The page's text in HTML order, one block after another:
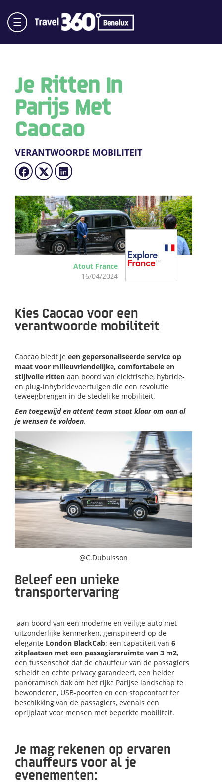
Je Ritten In
Parijs Met
Caocao
VERANTWOORDE MOBILITEIT
Atout France
16/04/2024
Kies Caocao voor een
verantwoorde mobiliteit
Caocao biedt je een gepersonaliseerde service op
maat voor milieuvriendelijke, comfortabele en
stijlvolle ritten aan boord van elektrische, hybride-
en plug-inhybridevoertuigen die een revolutie
teweegbrengen in de stedelijke mobiliteit.
Een toegewijd en attent team staat klaarom aan al
je wensen te voldoen.
@C.Dubuisson
Beleef een unieke
transportervaring
aan boord van een moderne en veilige auto met
uitzonderlijke kenmerken, geïnspireerd op de
elegante London BlackCab: een capaciteit van 6
zitplaatsen met een passagiersruimte van 3 m2,
een tussenschot dat de chauffeur van de passagiers
scheidt en echte privacy garandeert, een helder
panoramisch dak om het rijke Parijse landschap te
bewonderen, USB-poorten en een stopcontact ter
beschikking van de passagiers, evenals een
oprijplaat voor mensen met beperkte mobiliteit.
Je mag rekenen op ervaren
chauffeurs voor al je
evenementen: